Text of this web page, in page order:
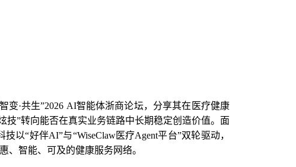
变·共生”2026 AI智能体浙商论坛，分享其在医疗健康
”转向能否在真实业务链路中长期稳定创造价值。面
以“好伴AI”与“WiseClaw医疗Agent平台”双轮驱动，
、智能、可及的健康服务网络。